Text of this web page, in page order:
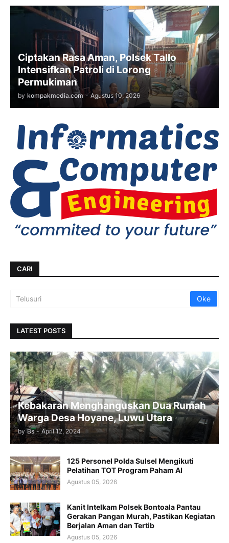
Ciptakan Rasa Aman, Polsek Tallo
Intensifkan Patroli di Lorong
Permukiman
by kompakmedia.com - Agustus 10, 2026
CARI
LATEST POSTS
Kebakaran Menghanguskan Dua Rumah
Warga Desa Hoyane, Luwu Utara
by Bs - April 12, 2024
125 Personel Polda Sulsel Mengikuti
Pelatihan TOT Program Paham AI
Agustus 05, 2026
Kanit Intelkam Polsek Bontoala Pantau
Gerakan Pangan Murah, Pastikan Kegiatan
Berjalan Aman dan Tertib
Agustus 05, 2026